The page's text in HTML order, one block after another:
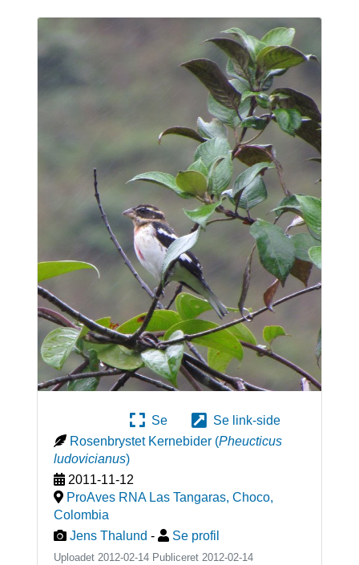
Se
Se link-side
Rosenbrystet Kernebider (Pheucticus
ludovicianus)
2011-11-12
ProAves RNA Las Tangaras, Choco,
Colombia
Jens Thalund - Se profil
Uploadet 2012-02-14 Publiceret 2012-02-14